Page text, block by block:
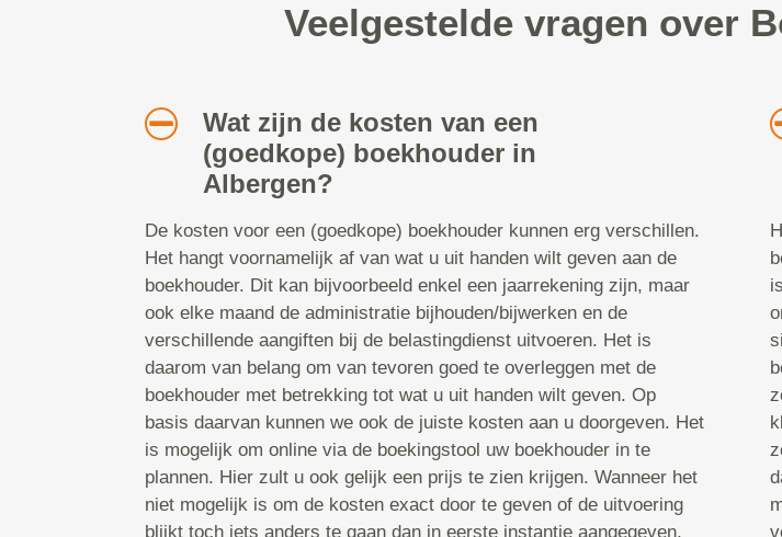
Veelgestelde vragen over
Wat zijn de kosten van een
(goedkope) boekhouder in
Albergen?
De kosten voor een (goedkope) boekhouder kunnen erg verschillen.
Het hangt voornamelijk af van wat u uit handen wilt geven aan de
boekhouder. Dit kan bijvoorbeeld enkel een jaarrekening zijn, maar
ook elke maand de administratie bijhouden/bijwerken en de
verschillende aangiften bij de belastingdienst uitvoeren. Het is
daarom van belang om van tevoren goed te overleggen met de
boekhouder met betrekking tot wat u uit handen wilt geven. Op
basis daarvan kunnen we ook de juiste kosten aan u doorgeven. Het
is mogelijk om online via de boekingstool uw boekhouder in te
plannen. Hier zult u ook gelijk een prijs te zien krijgen. Wanneer het
niet mogelijk is om de kosten exact door te geven of de uitvoering
blijkt toch iets anders te gaan dan in eerste instantie aangegeven,